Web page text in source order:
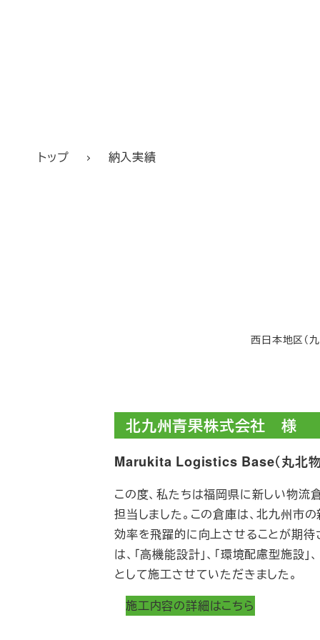
トップ 納入実績
西日本地区（
北九州青果株式会社 様
Marukita Logistics Base（丸北物
この度、私たちは福岡県に新しい物流
担当しました。この倉庫は、北九州市
効率を飛躍的に向上させることが期
は、「高機能設計」、「環境配慮型施設」
として施工させていただきました。
施工内容の詳細はこちら